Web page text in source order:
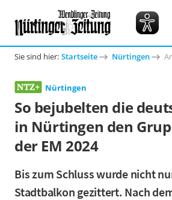
Sie sind hier: Startseite Nürtingen
Nürtingen
So bejubelten die
in Nürtingen den
der EM 2024
Bis zum Schluss wurde nicht
Stadtbalkon gezittert. Nach